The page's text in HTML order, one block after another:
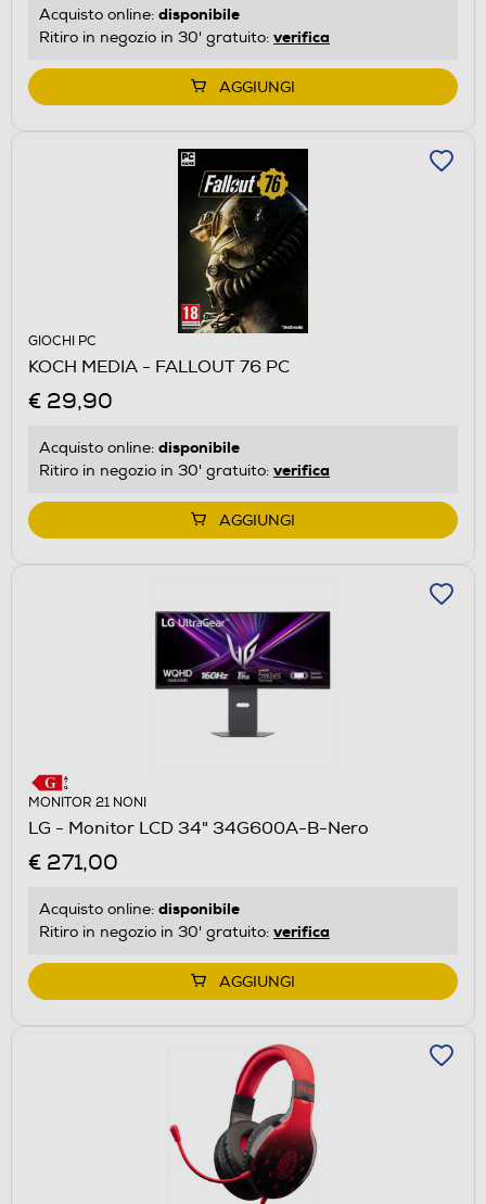
Acquisto online: disponibile
Ritiro in negozio in 30' gratuito: verifica
AGGIUNGI
GIOCHI PC
KOCH MEDIA - FALLOUT 76 PC
€ 29,90
Acquisto online: disponibile
Ritiro in negozio in 30' gratuito: verifica
AGGIUNGI
MONITOR 21 NONI
LG - Monitor LCD 34" 34G600A-B-Nero
€ 271,00
Acquisto online: disponibile
Ritiro in negozio in 30' gratuito: verifica
AGGIUNGI